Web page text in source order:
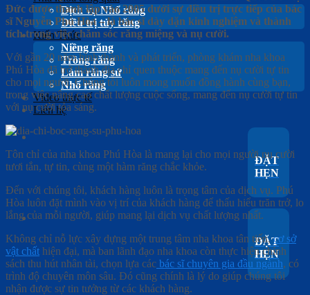
Dịch vụ Nhổ răng
Điều trị tủy răng
Kiến Thức
Niềng răng
Trồng răng
Làm răng sứ
Nhổ răng
Video thực tế
Liên hệ
ĐẶT
HẸN
ĐẶT
HẸN
Đức được thành lập vào 2005 dưới sự điều trị trực tiếp của bác
sĩ Nguyễn Phú Hòa – là bác sĩ dày dặn kinh nghiệm và thành
tích trong việc chăm sóc răng miệng và nụ cười.
Với gần 20 năm hình thành và phát triển, phòng khám nha khoa
Phú Hòa đã trở thành địa chỉ quen thuộc mang đến nụ cười tự tin
cho mọi người. Chúng tôi luôn mong muốn đồng hành cùng bạn,
trong việc nâng cao chất lượng cuộc sống, mang đến nụ cười tự tin
với nụ cười tỏa sáng.
Tôn chỉ của nha khoa Phú Hòa là mang lại cho mọi người nụ cười
tươi tắn, tự tin, cùng một hàm răng chắc khỏe.
Đến với chúng tôi, khách hàng luôn là trọng tâm của dịch vụ. Phú
Hòa luôn đặt mình vào vị trí của khách hàng để thấu hiểu trăn trở, lo
lắng của mỗi người, giúp mang lại dịch vụ chất lượng nhất.
Không chỉ nỗ lực xây dựng một trung tâm nha khoa tân tiến,cơ sở
vật chất hiện đại, mà ban lãnh đạo nha khoa còn thực hiện chính
sách thu hút nhân tài, chọn lựa các bác sĩ chuyên gia đầu ngành, có
trình độ chuyên môn sâu. Đó cũng chính là lý do giúp chúng tôi
nhận được sự tin tưởng từ các khách hàng.